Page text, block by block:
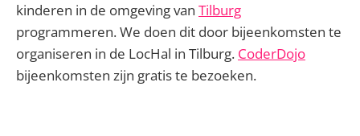
kinderen in de omgeving van Tilburg
programmeren. We doen dit door bijeenkomsten te
organiseren in de LocHal in Tilburg. CoderDojo
bijeenkomsten zijn gratis te bezoeken.